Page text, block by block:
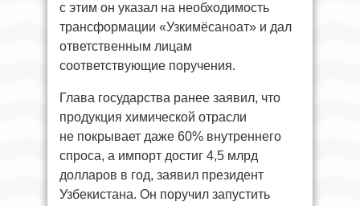
с этим он указал на необходимость
трансформации «Узкимёсаноат» и дал
ответственным лицам
соответствующие поручения.
Глава государства ранее заявил, что
продукция химической отрасли
не покрывает даже 60% внутреннего
спроса, а импорт достиг 4,5 млрд
долларов в год, заявил президент
Узбекистана. Он поручил запустить